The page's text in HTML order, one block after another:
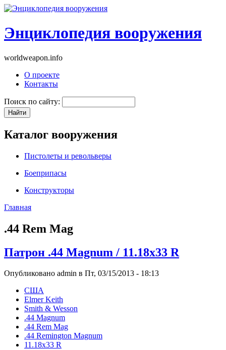
Энциклопедия вооружения
worldweapon.info
О проекте
Контакты
Поиск по сайту:
Каталог вооружения
Пистолеты и револьверы
Боеприпасы
Конструкторы
Главная
.44 Rem Mag
Патрон .44 Magnum / 11.18x33 R
Опубликовано admin в Пт, 03/15/2013 - 18:13
США
Elmer Keith
Smith & Wesson
.44 Magnum
.44 Rem Mag
.44 Remington Magnum
11.18х33 R